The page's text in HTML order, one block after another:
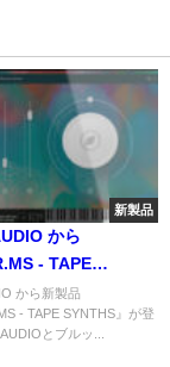
新製品
から
- TAPE
場！テープで揺ら
トシンセ
から新製品
- TAPE SYNTHS』が登
とブルッ...